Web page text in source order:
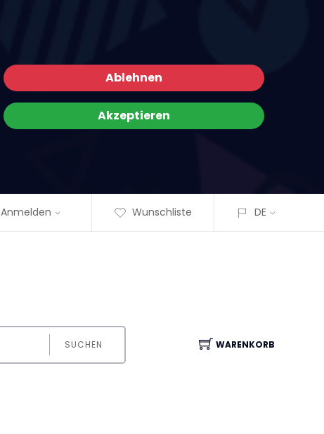
Ablehnen
Akzeptieren
Anmelden Wunschliste DE
SUCHEN WARENKORB